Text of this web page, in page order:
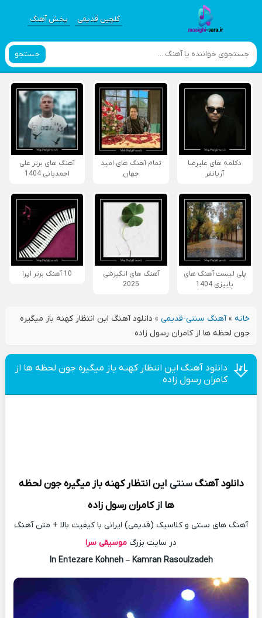
گلچین قدیمی پخش آهنگ
جستجو
دکلمه های علیرضا
آریانفر
تمام آهنگ های امید
جهان
آهنگ های برتر علی
احمدیانی 1404
پلی لیست آهنگ های
پاییزی 1404
آهنگ های انگیزشی
2025
10 آهنگ برتر اپرا
خانه»آهنگ سنتی-قدیمی» دانلود آهنگ این انتظار کهنه باز میگیره
جون لحظه ها از کامران رسول زاده
دانلود آهنگ این انتظار کهنه باز میگیره جون لحظه ها از
کامران رسول زاده
دانلود آهنگ سنتی این انتظار کهنه باز میگیره جون لحظه
ها ازکامران رسول زاده
آهنگ های سنتی و کلاسیک (قدیمی) ایرانی با کیفیت بالا + متن آهنگ
در سایت بزرگ موسیقی سرا
In Entezare Kohneh– Kamran Rasoulzadeh